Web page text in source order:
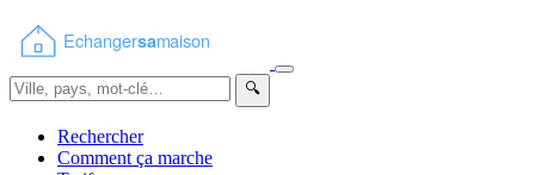
🔍
Rechercher
Comment ça marche